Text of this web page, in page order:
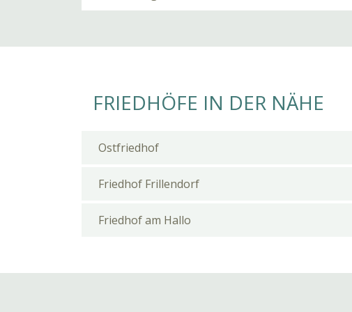
FRIEDHÖFE IN DER NÄHE
Ostfriedhof
Friedhof Frillendorf
Friedhof am Hallo